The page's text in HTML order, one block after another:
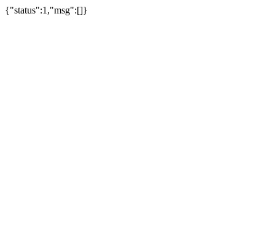
{"status":1,"msg":[]}